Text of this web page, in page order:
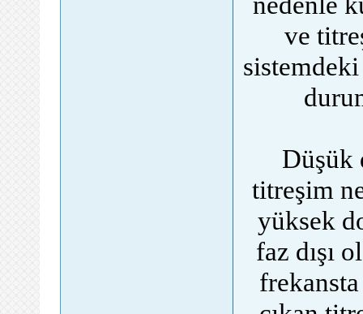
ve
Düşük
titreşim
yüksek
faz dışı